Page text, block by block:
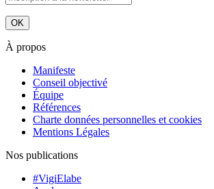
À propos
Manifeste
Conseil objectivé
Équipe
Références
Charte données personnelles et cookies
Mentions Légales
Nos publications
#VigiElabe